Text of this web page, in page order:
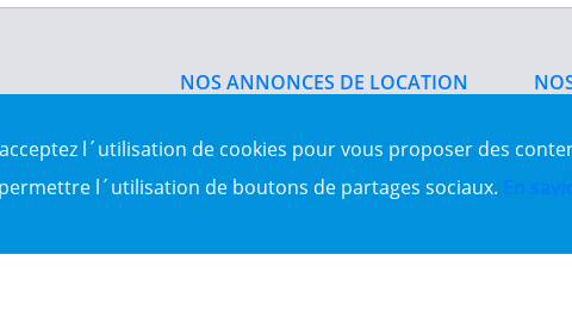
l´utilisation de cookies pour vous proposer des
l´utilisation de boutons de partages sociaux. En
NOS ANNONCES DE LOCATION
Location de local commercial
Location salle des fêtes